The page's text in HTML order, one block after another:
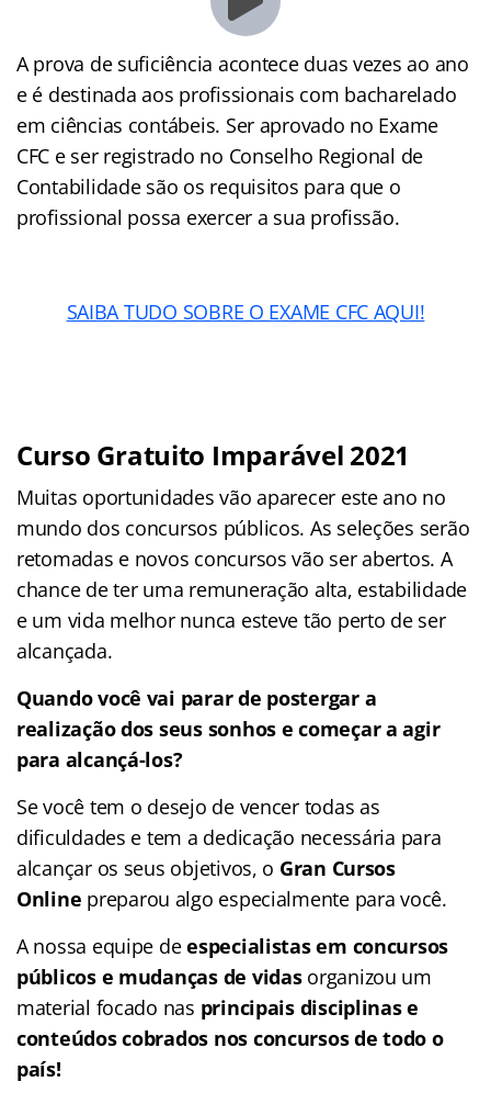
A prova de suficiência acontece duas vezes ao ano
e é destinada aos profissionais com bacharelado
em ciências contábeis. Ser aprovado no Exame
CFC e ser registrado no Conselho Regional de
Contabilidade são os requisitos para que o
profissional possa exercer a sua profissão.
SAIBA TUDO SOBRE O EXAME CFC AQUI!
Curso Gratuito Imparável 2021
Muitas oportunidades vão aparecer este ano no
mundo dos concursos públicos. As seleções serão
retomadas e novos concursos vão ser abertos. A
chance de ter uma remuneração alta, estabilidade
e um vida melhor nunca esteve tão perto de ser
alcançada.
Quando você vai parar de postergar a
realização dos seus sonhos e começar a agir
para alcançá-los?
Se você tem o desejo de vencer todas as
dificuldades e tem a dedicação necessária para
alcançar os seus objetivos, o Gran Cursos
Online preparou algo especialmente para você.
A nossa equipe deespecialistas em concursos
públicos e mudanças de vidasorganizou um
material focado nas principais disciplinas e
conteúdos cobrados nos concursos de todo o
país!